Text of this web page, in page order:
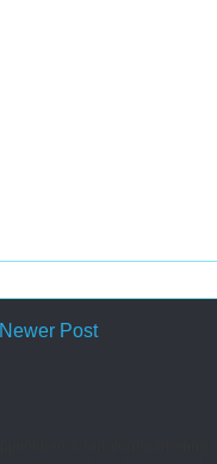
Newer Post